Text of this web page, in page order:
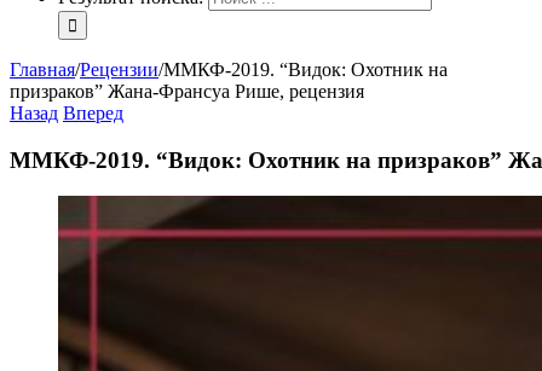
Главная/Рецензии/ММКФ-2019. “Видок: Охотник на
призраков” Жана-Франсуа Рише, рецензия
Назад Вперед
ММКФ-2019. “Видок: Охотник на призраков”